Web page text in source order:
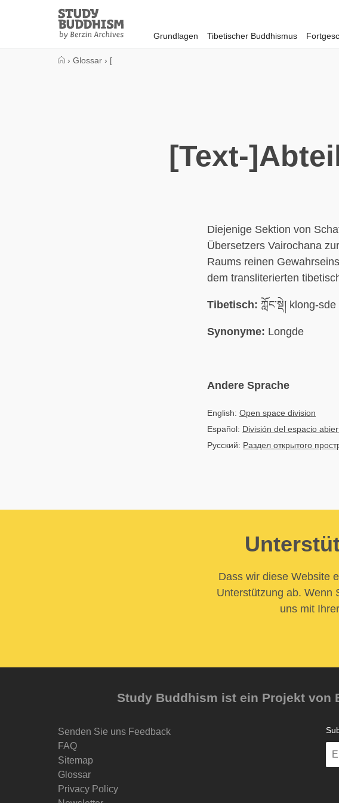
Study
Buddhism
Home
Grundlagen Tibetischer Buddhismus
› Glossar › [
[Text-
Diejenige Sektion von
Übersetzers Vairochana
Raums reinen
dem transliterierten
Tibetisch: ཀློང་སྡེ། klong-sde
Synonyme: Longde
Andere Sprache
English: Open space division
Español: División del espacio
Русский: Раздел открытого
Dass wir diese Website
Unterstützung ab. Wenn
uns mit
Study Buddhism ist ein Projekt von
Senden Sie uns Feedback
FAQ
Sitemap
Glossar
Privacy Policy